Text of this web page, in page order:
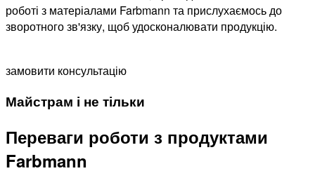
роботі з матеріалами Farbmann та прислухаємось до
зворотного зв'язку, щоб удосконалювати продукцію.
замовити консультацію
Майстрам і не тільки
Переваги роботи з продуктами
Farbmann